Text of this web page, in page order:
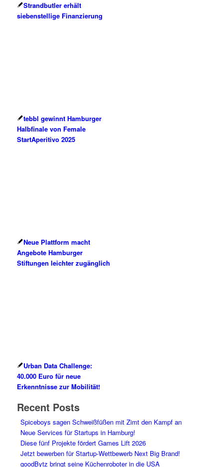
Strandbutler erhält
siebenstellige Finanzierung
tebbl gewinnt Hamburger
Halbfinale von Female
StartAperitivo 2025
Neue Plattform macht
Angebote Hamburger
Stiftungen leichter zugänglich
Urban Data Challenge:
40.000 Euro für neue
Erkenntnisse zur Mobilität!
Recent Posts
Spiceboys sagen Schweißfüßen mit Zimt den Kampf an
Neue Services für Startups in Hamburg!
Diese fünf Projekte fördert Games Lift 2026
Jetzt bewerben für Startup-Wettbewerb Next Big Brand!
goodBytz bringt seine Küchenroboter in die USA